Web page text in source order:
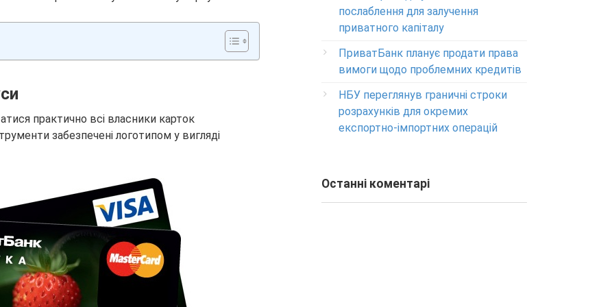
практично всі власники карток
забезпечені логотипом у вигляді
Изменение ПИН-кода карты
0-800-500-804
послаблення для залучення
приватного капіталу
ПриватБанк планує продати права
вимоги щодо проблемних кредитів
НБУ переглянув граничні строки
розрахунків для окремих
експортно-імпортних операцій
Останні коментарі